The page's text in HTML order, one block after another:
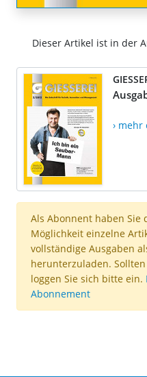
Dieser Artikel ist in der
›
Als Abonnent haben Sie
Möglichkeit einzelne
vollständige Ausgaben
herunterzuladen.
loggen Sie sich bitte ein.
Abonnement